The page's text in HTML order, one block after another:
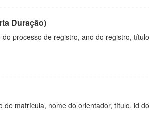
Duração)
processo de registro, ano do registro, título
de matrícula, nome do orientador, título, id do